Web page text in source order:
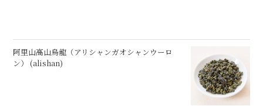
阿里山高山烏龍（アリシャンガオシャンウーロ
ン） (alishan)